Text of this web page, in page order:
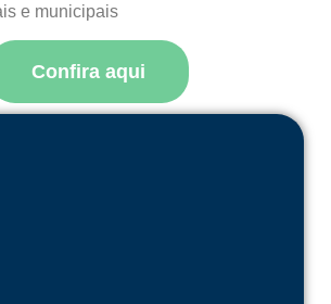
e municipais
Confira aqui